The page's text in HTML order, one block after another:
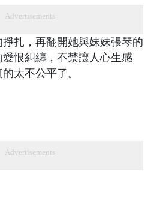
Advertisements
扎，再翻開她與妹妹張琴的
恨糾纏，不禁讓人心生感
太不公平了。
Advertisements